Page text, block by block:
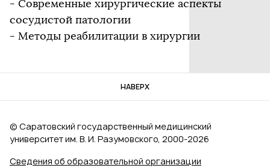
- Современные хирургические аспекты
сосудистой патологии
- Методы реабилитации в хирургии
НАВЕРХ
Сведения об образовательной организации
© Саратовский государственный медицинский
университет им. В. И. Разумовского, 2000‑2026